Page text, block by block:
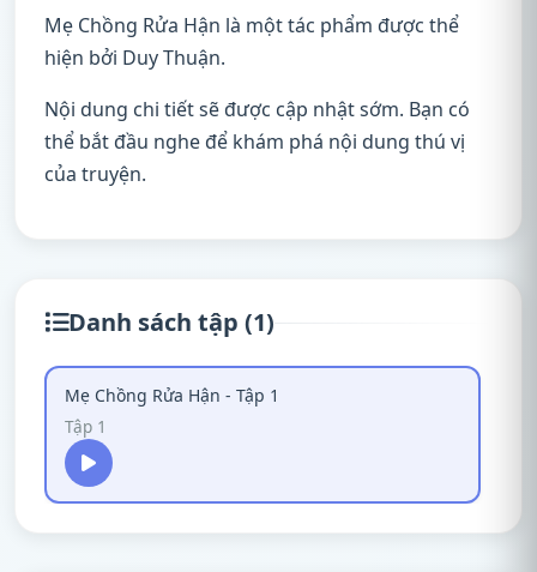
Mẹ Chồng Rửa Hận là một tác phẩm được thể
hiện bởi Duy Thuận.
Nội dung chi tiết sẽ được cập nhật sớm. Bạn có
thể bắt đầu nghe để khám phá nội dung thú vị
của truyện.
Danh sách tập (1)
Mẹ Chồng Rửa Hận - Tập 1
Tập 1